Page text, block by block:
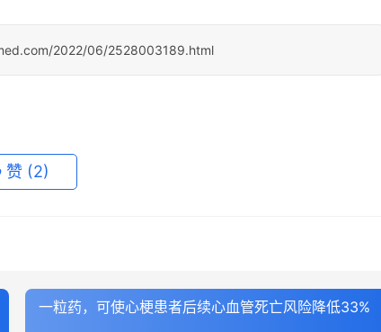
2022/06/2528003189.html
赞 (2)
一粒药，可使心梗患者后续心血管死亡风险降低33%